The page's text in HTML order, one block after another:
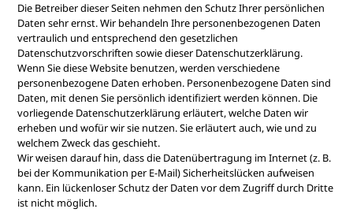
Die Betreiber dieser Seiten nehmen den Schutz Ihrer persönlichen
Daten sehr ernst. Wir behandeln Ihre personenbezogenen Daten
vertraulich und entsprechend den gesetzlichen
Datenschutzvorschriften sowie dieser Datenschutzerklärung.
Wenn Sie diese Website benutzen, werden verschiedene
personenbezogene Daten erhoben. Personenbezogene Daten sind
Daten, mit denen Sie persönlich identifiziert werden können. Die
vorliegende Datenschutzerklärung erläutert, welche Daten wir
erheben und wofür wir sie nutzen. Sie erläutert auch, wie und zu
welchem Zweck das geschieht.
Wir weisen darauf hin, dass die Datenübertragung im Internet (z. B.
bei der Kommunikation per E-Mail) Sicherheitslücken aufweisen
kann. Ein lückenloser Schutz der Daten vor dem Zugriff durch Dritte
ist nicht möglich.